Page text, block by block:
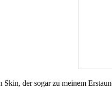
Skin, der sogar zu meinem